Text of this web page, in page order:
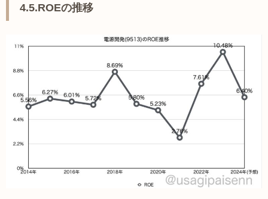
4.5.ROEの推移